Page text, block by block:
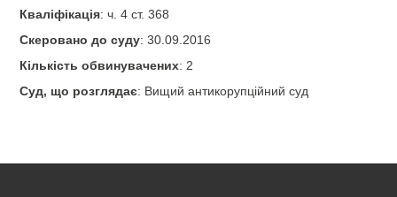
Кваліфікація: ч. 4 ст. 368
Скеровано до суду: 30.09.2016
Кількість обвинувачених: 2
Суд, що розглядає: Вищий антикорупційний суд